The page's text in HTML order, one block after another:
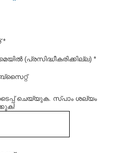
*
(പ്രസിദ്ധീകരിക്കില്ല) *
ടൈപ്പ്‌ ചെയ്യുക. സ്പാം ശല്യം